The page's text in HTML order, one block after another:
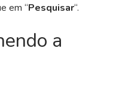
em “Pesquisar“.
a